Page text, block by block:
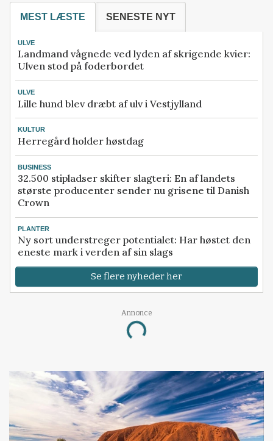
MEST LÆSTE SENESTE NYT
ULVE
Landmand vågnede ved lyden af skrigende kvier:
Ulven stod på foderbordet
ULVE
Lille hund blev dræbt af ulv i Vestjylland
KULTUR
Herregård holder høstdag
BUSINESS
32.500 stipladser skifter slagteri: En af landets
største producenter sender nu grisene til Danish
Crown
PLANTER
Ny sort understreger potentialet: Har høstet den
eneste mark i verden af sin slags
Se flere nyheder her
Annonce
Loading...